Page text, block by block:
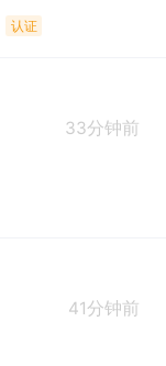
认证
33分钟前
41分钟前